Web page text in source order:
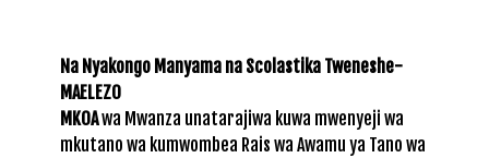
Na Nyakongo Manyama na Scolastika Tweneshe-
MAELEZO
MKOAwa Mwanza unatarajiwa kuwa mwenyeji wa
mkutano wa kumwombea Rais wa Awamu ya Tano wa